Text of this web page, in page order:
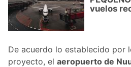
vuelos
De acuerdo lo establecido por
proyecto, el aeropuerto de